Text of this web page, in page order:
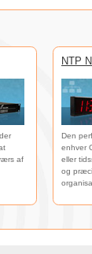
af
NTP
Den
enhver
eller
og